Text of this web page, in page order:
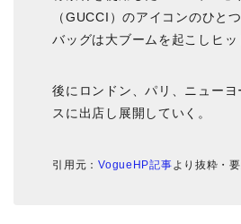
（GUCCI）のアイコンのひと
バッグは大ブームを起こしヒッ
後にロンドン、パリ、ニュー
スに出店し展開していく。
引用元：VogueHP記事より抜粋・